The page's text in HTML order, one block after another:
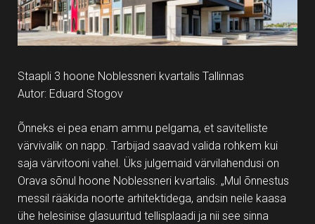
Staapli 3 hoone Noblessneri kvartalis Tallinnas
Autor: Eduard Stogov
Õnneks ei pea enam ammu pelgama, et savitelliste
värvivalik on napp. Tarbijad saavad valida rohkem kui
saja värvitooni vahel. Üks julgemaid värvilahendusi on
Orava sõnul hoone Noblessneri kvartalis. „Mul õnnestus
messil rääkida noorte arhitektidega, andsin neile kaasa
ühe helesinise glasuuritud tellisplaadi ja nii see sinna